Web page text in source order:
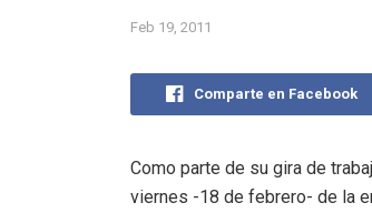
Feb 19, 2011
Comparte en Facebook
Como parte de su gira de
viernes -18 de febrero- de la